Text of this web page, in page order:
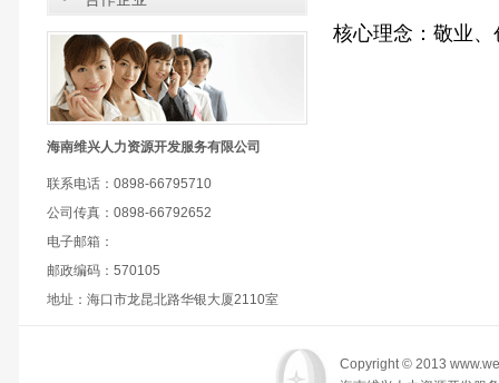
核心理念：敬业
海南维兴人力资源开发服务有限公司
联系电话：0898-66795710
公司传真：0898-66792652
电子邮箱：
邮政编码：570105
地址：海口市龙昆北路华银大厦2110室
Copyright © 2013